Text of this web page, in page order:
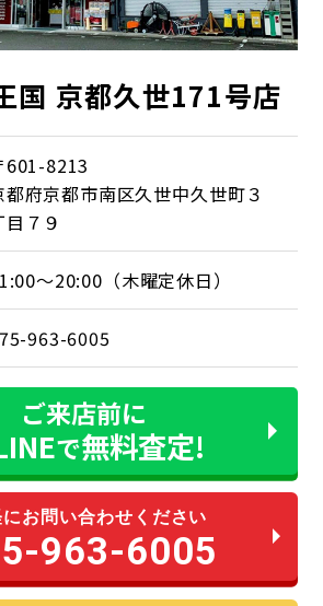
国 京都久世171号店
601-8213
都府京都市南区久世中久世町３
目７９
～20:00（木曜定休日）
963-6005
ご来店前に
で無料査定!
にお問い合わせください
963-6005